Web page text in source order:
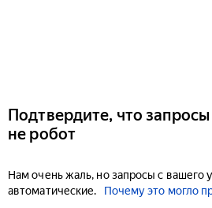
Подтвердите, что
не робот
Нам очень жаль, но запросы с вашего
автоматические.
Почему это могло